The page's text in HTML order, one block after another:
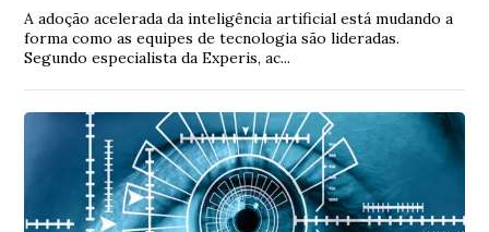
A adoção acelerada da inteligência artificial está mudando a
forma como as equipes de tecnologia são lideradas.
Segundo especialista da Experis, ac...